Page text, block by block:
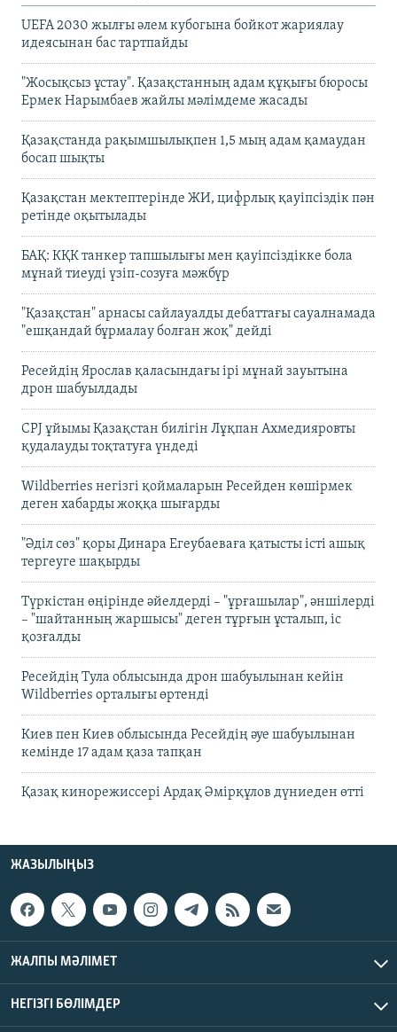
UEFA 2030 жылғы әлем кубогына бойкот жариялау
идеясынан бас тартпайды
"Жосықсыз ұстау". Қазақстанның адам құқығы бюросы
Ермек Нарымбаев жайлы мәлімдеме жасады
Қазақстанда рақымшылықпен 1,5 мың адам қамаудан
босап шықты
Қазақстан мектептерінде ЖИ, цифрлық қауіпсіздік пән
ретінде оқытылады
БАҚ: КҚК танкер тапшылығы мен қауіпсіздікке бола
мұнай тиеуді үзіп-созуға мәжбүр
"Қазақстан" арнасы сайлауалды дебаттағы сауалнамада
"ешқандай бұрмалау болған жоқ" дейді
Ресейдің Ярослав қаласындағы ірі мұнай зауытына
дрон шабуылдады
CPJ ұйымы Қазақстан билігін Лұқпан Ахмедияровты
қудалауды тоқтатуға үндеді
Wildberries негізгі қоймаларын Ресейден көшірмек
деген хабарды жоққа шығарды
"Әділ сөз" қоры Динара Егеубаеваға қатысты істі ашық
тергеуге шақырды
Түркістан өңірінде әйелдерді – "ұрғашылар", әншілерді
– "шайтанның жаршысы" деген тұрғын ұсталып, іс
қозғалды
Ресейдің Тула облысында дрон шабуылынан кейін
Wildberries орталығы өртенді
Киев пен Киев облысында Ресейдің әуе шабуылынан
кемінде 17 адам қаза тапқан
Қазақ кинорежиссері Ардақ Әмірқұлов дүниеден өтті
ЖАЗЫЛЫҢЫЗ
ЖАЛПЫ МӘЛІМЕТ
НЕГІЗГІ БӨЛІМДЕР